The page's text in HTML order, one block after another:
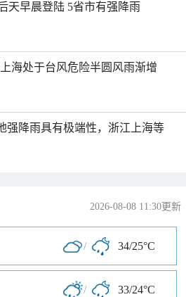
天早晨登陆 5省市有强降雨
海处于台风危险半圆风雨渐增
强降雨具有极端性，浙江上海等
2026-08-08 11:30更新
/ 34/25°C
/ 33/24°C